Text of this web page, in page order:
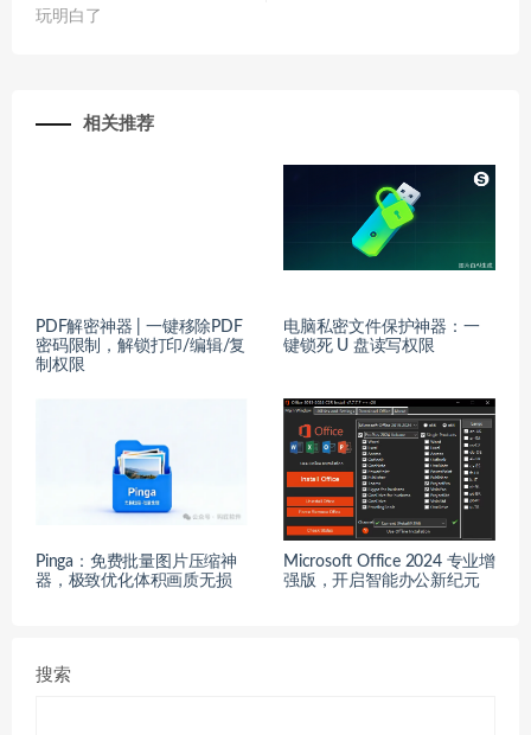
玩明白了
相关推荐
PDF解密神器 | 一键移除PDF
密码限制，解锁打印/编辑/复
制权限
电脑私密文件保护神器：一
键锁死 U 盘读写权限
Pinga：免费批量图片压缩神
器，极致优化体积画质无损
Microsoft Office 2024 专业增
强版，开启智能办公新纪元
搜索